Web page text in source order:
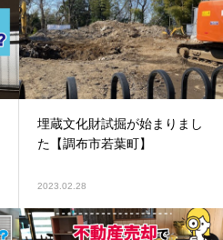
埋蔵文化財試掘が始まりまし
た【調布市若葉町】
2023.02.28